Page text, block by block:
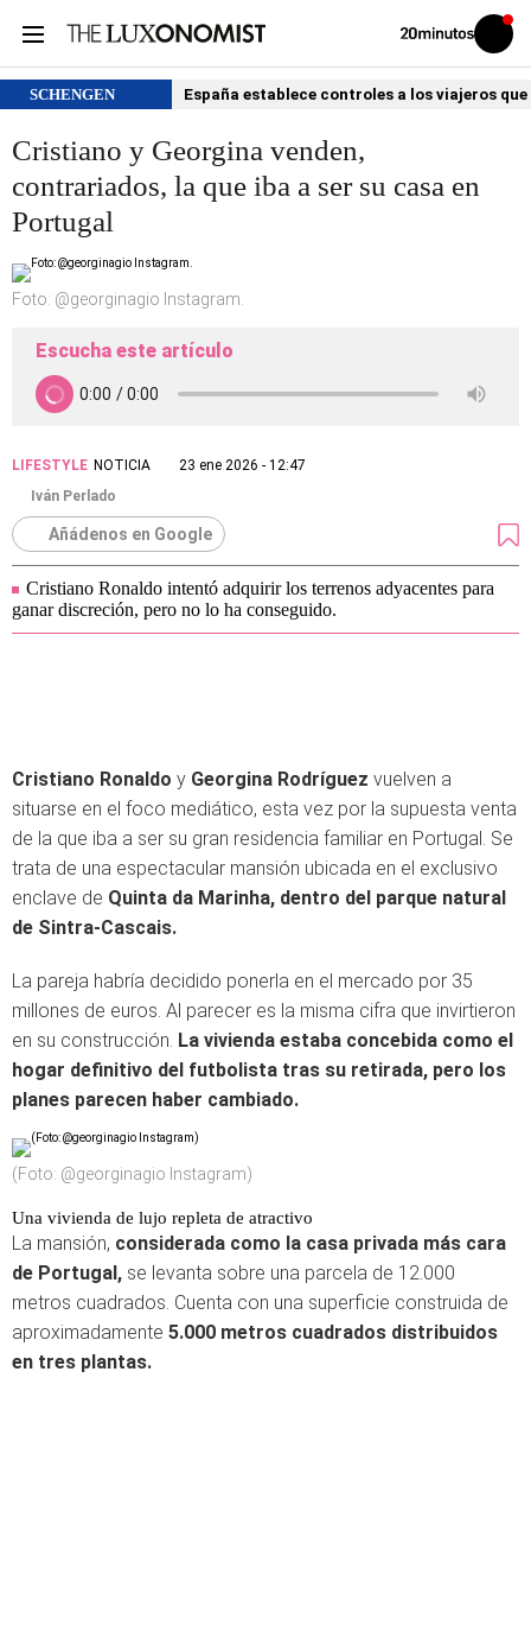
Volver
Iniciar
sesión
SCHENGEN España establece controles a los viajeros
Cristiano y Georgina venden,
contrariados, la que iba a ser su casa en
Portugal
Foto: @georginagio Instagram.
Escucha este artículo
LIFESTYLE NOTICIA
23 ene 2026 - 12:47
Iván Perlado
Añádenos en Google
Cristiano Ronaldo intentó adquirir los terrenos adyacentes para
ganar discreción, pero no lo ha conseguido.
Cristiano Ronaldo y Georgina Rodríguez vuelven a
situarse en el foco mediático, esta vez por la supuesta venta
de la que iba a ser su gran residencia familiar en Portugal. Se
trata de una espectacular mansión ubicada en el exclusivo
enclave de Quinta da Marinha, dentro del parque natural
de Sintra-Cascais.
La pareja habría decidido ponerla en el mercado por 35
millones de euros. Al parecer es la misma cifra que invirtieron
en su construcción. La vivienda estaba concebida como el
hogar definitivo del futbolista tras su retirada, pero los
planes parecen haber cambiado.
(Foto: @georginagio Instagram)
Una vivienda de lujo repleta de atractivo
La mansión, considerada como la casa privada más cara
de Portugal, se levanta sobre una parcela de 12.000
metros cuadrados. Cuenta con una superficie construida de
aproximadamente 5.000 metros cuadrados distribuidos
en tres plantas.